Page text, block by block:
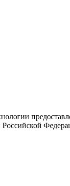
Российской